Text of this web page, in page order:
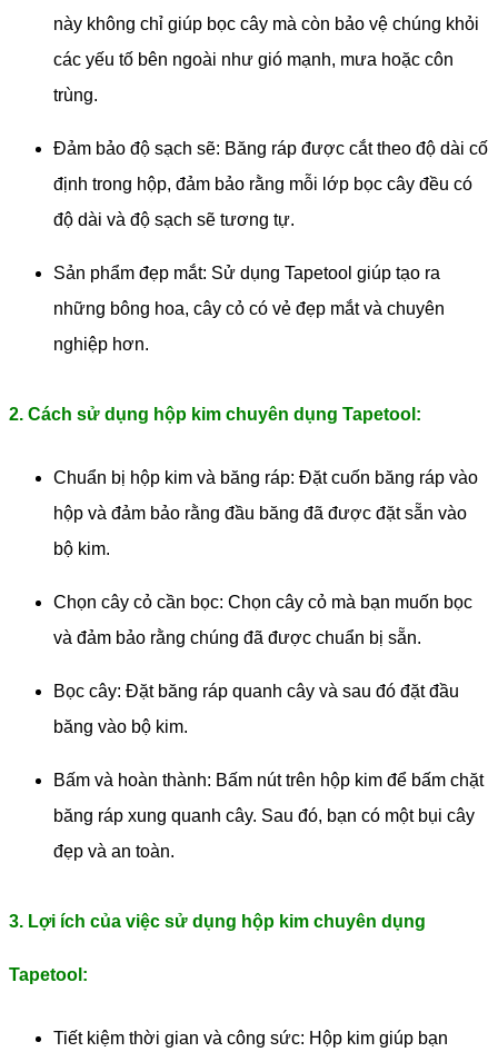
này không chỉ giúp bọc cây mà còn bảo vệ chúng khỏi
các yếu tố bên ngoài như gió mạnh, mưa hoặc côn
trùng.
Đảm bảo độ sạch sẽ: Băng ráp được cắt theo độ dài cố
định trong hộp, đảm bảo rằng mỗi lớp bọc cây đều có
độ dài và độ sạch sẽ tương tự.
Sản phẩm đẹp mắt: Sử dụng Tapetool giúp tạo ra
những bông hoa, cây cỏ có vẻ đẹp mắt và chuyên
nghiệp hơn.
2. Cách sử dụng hộp kim chuyên dụng Tapetool:
Chuẩn bị hộp kim và băng ráp: Đặt cuốn băng ráp vào
hộp và đảm bảo rằng đầu băng đã được đặt sẵn vào
bộ kim.
Chọn cây cỏ cần bọc: Chọn cây cỏ mà bạn muốn bọc
và đảm bảo rằng chúng đã được chuẩn bị sẵn.
Bọc cây: Đặt băng ráp quanh cây và sau đó đặt đầu
băng vào bộ kim.
Bấm và hoàn thành: Bấm nút trên hộp kim để bấm chặt
băng ráp xung quanh cây. Sau đó, bạn có một bụi cây
đẹp và an toàn.
3. Lợi ích của việc sử dụng hộp kim chuyên dụng
Tapetool:
Tiết kiệm thời gian và công sức: Hộp kim giúp bạn